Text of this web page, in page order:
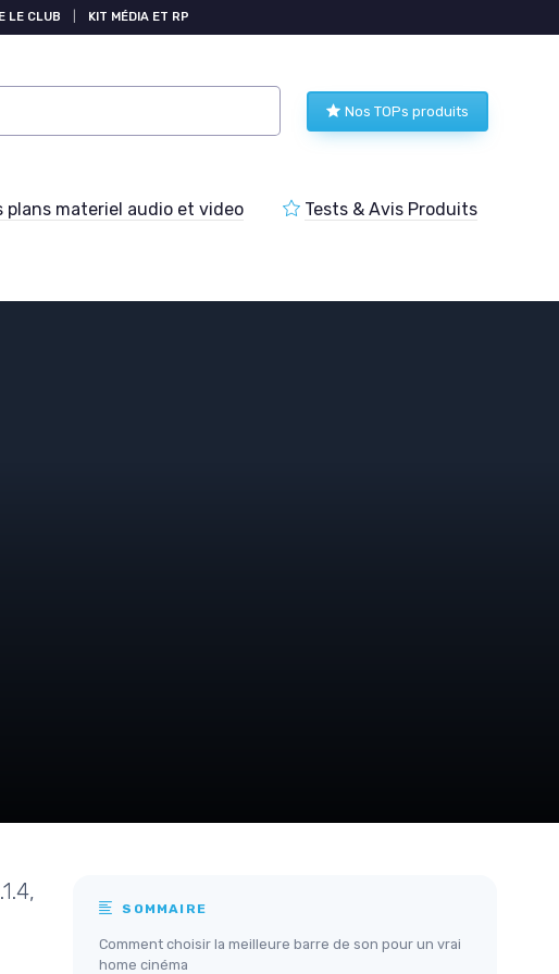
LE CLUB KIT MÉDIA ET RP
Nos TOPs produits
plans materiel audio et video Tests & Avis Produits
SOMMAIRE
Comment choisir la meilleure barre de son pour un vrai
home cinéma